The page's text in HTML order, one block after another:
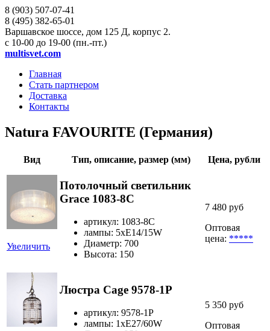
8 (903) 507-07-41
8 (495) 382-65-01
Варшавское шоссе, дом 125 Д, корпус 2.
с 10-00 до 19-00 (пн.-пт.)
multisvet.com
Главная
Стать партнером
Доставка
Контакты
Natura FAVOURITE (Германия)
Вид Тип, описание, размер (мм) Цена, рубли
Увеличить
Потолочный светильник
Grace 1083-8C
артикул: 1083-8C
лампы: 5хE14/15W
Диаметр: 700
Высота: 150
7 480 руб
Оптовая
цена: *****
Люстра Cage 9578-1P
артикул: 9578-1P
лампы: 1хE27/60W
5 350 руб
Оптовая